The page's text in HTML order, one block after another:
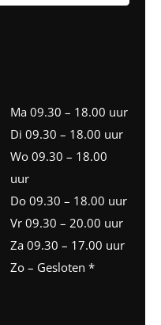
Ma 09.30 – 18.00 uur
Di 09.30 – 18.00 uur
Wo 09.30 – 18.00
uur
Do 09.30 – 18.00 uur
Vr 09.30 – 20.00 uur
Za 09.30 – 17.00 uur
Zo – Gesloten *